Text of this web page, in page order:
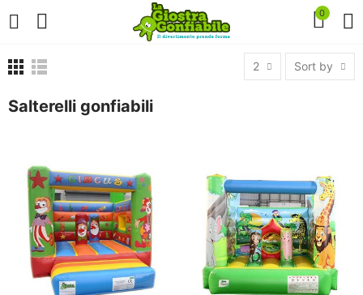
0
2 Sort by
Salterelli gonfiabili